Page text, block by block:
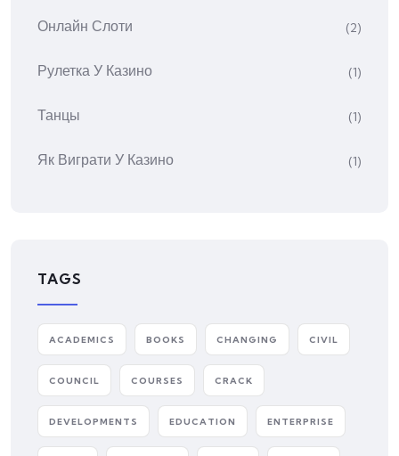
Онлайн Слоти (2)
Рулетка У Казино (1)
Танцы (1)
Як Виграти У Казино (1)
TAGS
ACADEMICS BOOKS CHANGING CIVIL
COUNCIL COURSES CRACK
DEVELOPMENTS EDUCATION ENTERPRISE